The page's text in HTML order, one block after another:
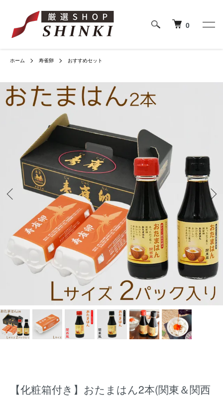
0
ホーム 寿雀卵 おすすめセット
【化粧箱付き】おたまはん2本(関東＆関西